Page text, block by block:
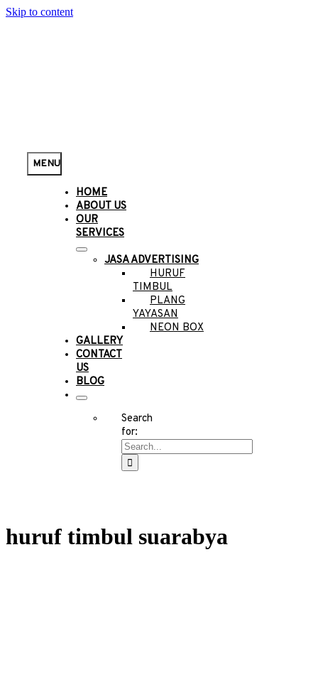
Skip to content
MENU
HOME
ABOUT US
OUR
SERVICES
JASA ADVERTISING
HURUF
TIMBUL
PLANG
YAYASAN
NEON BOX
GALLERY
CONTACT
US
BLOG
Search
for:
huruf timbul suarabya